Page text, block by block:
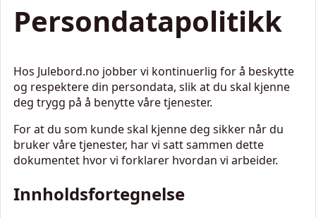
Persondatapolitikk
Hos Julebord.no jobber vi kontinuerlig for å beskytte
og respektere din persondata, slik at du skal kjenne
deg trygg på å benytte våre tjenester.
For at du som kunde skal kjenne deg sikker når du
bruker våre tjenester, har vi satt sammen dette
dokumentet hvor vi forklarer hvordan vi arbeider.
Innholdsfortegnelse